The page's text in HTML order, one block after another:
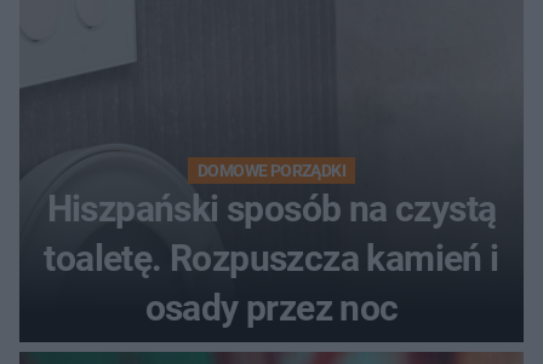
DOMOWE PORZĄDKI
Hiszpański sposób na czystą
toaletę. Rozpuszcza kamień i
osady przez noc